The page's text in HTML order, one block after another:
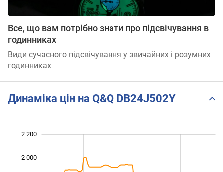
Все, що вам потрібно знати про підсвічування в
годинниках
Види сучасного підсвічування у звичайних і розумних
годинниках
Динаміка цін на Q&Q DB24J502Y
2 000
2 200